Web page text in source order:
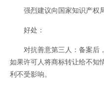
强烈建议向国家知识产权局
好处：
对抗善意第三人：备案后，
如果许可人将商标转让给不知
利不受影响。